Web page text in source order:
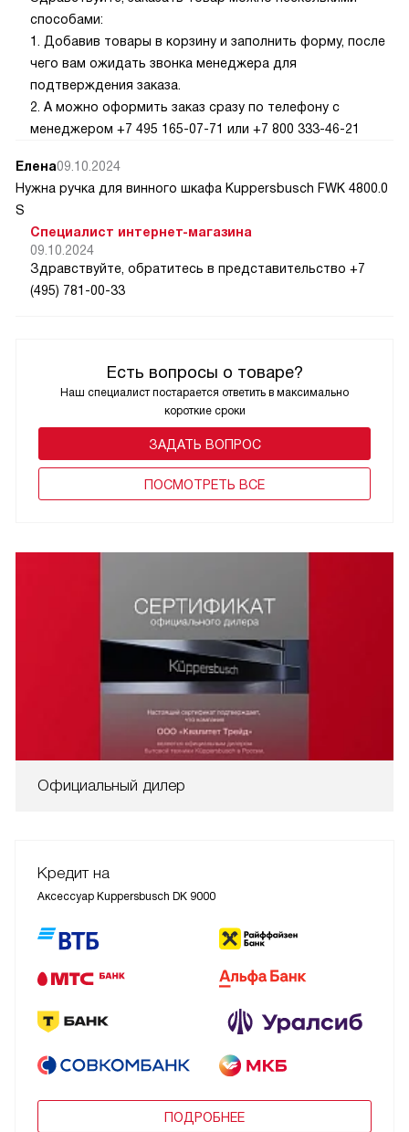
Есть вопросы о товаре?
Наш специалист постарается ответить в максимально
короткие сроки
ЗАДАТЬ ВОПРОС
ПОCМОТРЕТЬ ВСЕ
способами:
1. Добавив товары в корзину и заполнить форму, после
чего вам ожидать звонка менеджера для
подтверждения заказа.
2. А можно оформить заказ сразу по телефону с
менеджером +7 495 165-07-71 или +7 800 333-46-21
Елена09.10.2024
Нужна ручка для винного шкафа Kuppersbusch FWK 4800.0
S
Специалист интернет-магазина
09.10.2024
Здравствуйте, обратитесь в представительство +7
(495) 781-00-33
Официальный дилер
Кредит на
Аксессуар Kuppersbusch DK 9000
ПОДРОБНЕЕ